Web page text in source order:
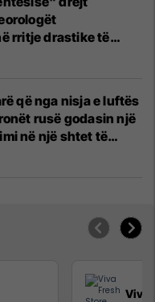
rritje drastike të
që nga nisja e luftës
rusë godasin një
në një shtet të
Viva